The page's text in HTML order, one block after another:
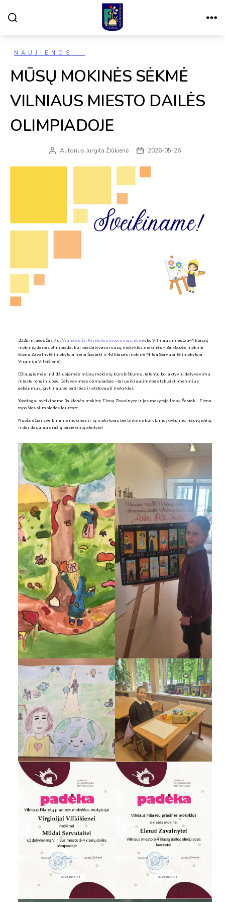
Kategorijos
NAUJIENOS
MŪSŲ MOKINĖS SĖKMĖ
VILNIAUS MIESTO DAILĖS
OLIMPIADOJE
ĮrašoAutoriusJurgita Žiūkienė
Įrašo2026-05-26
2026 m. gegužės 7 d.Vilniaus šv. Kristoforo progimnazijojevyko Vilniaus miesto 3–4 klasių
mokinių dailės olimpiada, kurioje dalyvavo mūsų mokyklos mokinės – 3a klasės mokinė
Elena Zavalnytė (mokytoja Irena Šostak) ir 4d klasės mokinė Milda Servutaitė (mokytoja
Virginija Vilkišienė).
Džiaugiamės ir didžiuojamės mūsų mokinių kūrybiškumu, talentu bei aktyviu dalyvavimu
miesto renginiuose. Dalyvavimas olimpiadoje – tai puiki galimybė atskleisti meninius
gebėjimus, įgyti naujos patirties ir atstovauti mokyklai.
Ypatingai sveikiname 3a klasės mokinę Eleną Zavalnytę ir jos mokytoją Ireną Šostak – Elena
tapo šios olimpiados laureate.
Nuoširdžiai sveikiname mokines ir jų mokytojas bei linkime kūrybinio įkvėpimo, naujų idėjų
ir dar daugiau gražių pasiekimų ateityje!